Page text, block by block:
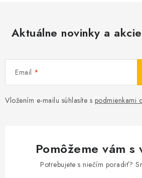
Aktuálne novinky a
Email
Vložením e-mailu súhlasíte s podmienkami
Pomôžeme vám s
Potrebujete s niečím poradiť?